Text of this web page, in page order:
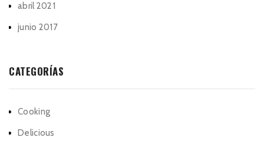
abril 2021
junio 2017
CATEGORÍAS
Cooking
Delicious